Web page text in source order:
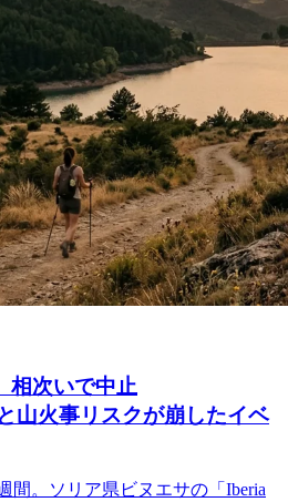
相次いで中止
火事リスクが崩したイベ
間。ソリア県ビヌエサの「Iberia